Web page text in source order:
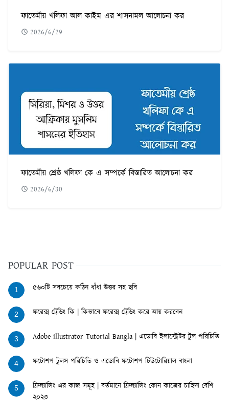
ফাতেমীয় খলিফা আল কাইম এর শাসনামল আলোচনা কর
2026/6/29
ফাতেমীয় শ্রেষ্ঠ খলিফা কে এ সম্পর্কে বিস্তারিত আলোচনা কর
2026/6/30
POPULAR POST
1 ৫৬০টি সবচেয়ে কঠিন ধাঁধা উত্তর সহ ছবি
2 ফরেক্স ট্রেডিং কি | কিভাবে ফরেক্স ট্রেডিং করে আয় করবেন
3 Adobe illustrator Tutorial Bangla | এডোবি ইলাস্ট্রেটর টুল পরিচিতি
4 ফটোশপ টুলস পরিচিতি ও এডোবি ফটোশপ টিউটোরিয়াল বাংলা
5
ফ্রিল্যান্সিং এর কাজ সমূহ | বর্তমানে ফ্রিল্যান্সিং কোন কাজের চাহিদা বেশি
২০২৩